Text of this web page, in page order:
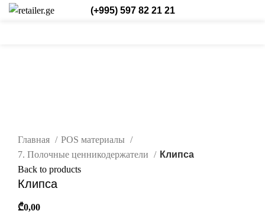
(+995) 597 82 21 21
Главная
POS материалы
7. Полочные ценникодержатели
Клипса
Back to products
Клипса
₾0,00